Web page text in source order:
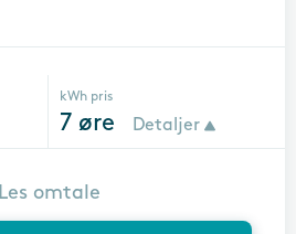
kWh pris
7 øre Detaljer
Les omtale